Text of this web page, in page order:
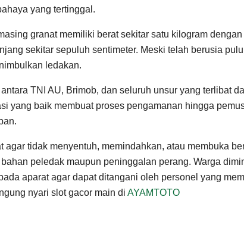
yang tertinggal.
granat memiliki berat sekitar satu kilogram dengan
sekitar sepuluh sentimeter. Meski telah berusia
ledakan.
TNI AU, Brimob, dan seluruh unsur yang terlibat
yang baik membuat proses pengamanan hingga
tidak menyentuh, memindahkan, atau membuka
peledak maupun peninggalan perang. Warga
aparat agar dapat ditangani oleh personel yang
nyari slot gacor main di AYAMTOTO